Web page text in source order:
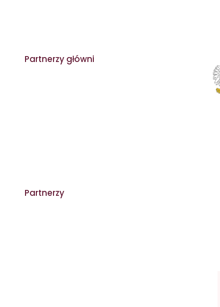
Partnerzy główni
Partnerzy